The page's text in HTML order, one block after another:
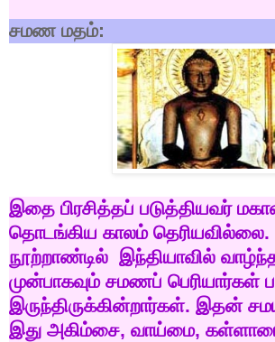
சமண மதம்:
இதை பிரசித்தப் படுத்தியவர்
தொடங்கிய காலம் தெரியவில்லை.
நூற்றாண்டில் இந்தியாவில்
முன்பாகவும் சமணப் பெரியார்கள்
இருந்திருக்கின்றார்கள். இதன்
இது அகிம்சை, வாய்மை,